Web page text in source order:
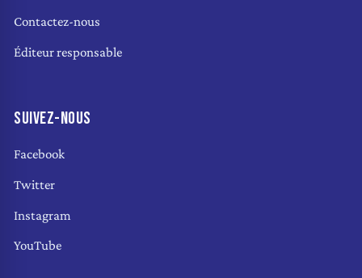
Contactez-nous
Éditeur responsable
SUIVEZ-NOUS
Facebook
Twitter
Instagram
YouTube